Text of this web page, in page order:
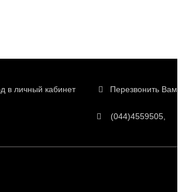
в личный кабинет Перезвонить Вам
(044)4559505